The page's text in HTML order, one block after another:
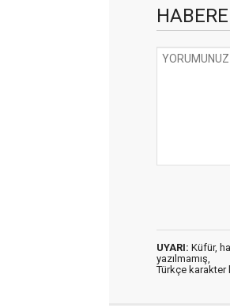
HABERE
UYARI: Küfür,
yazılmamış,
Türkçe karakter